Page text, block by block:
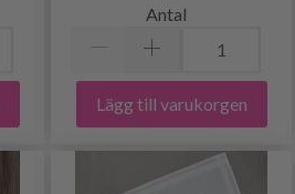
Antal
Lägg till varukorgen